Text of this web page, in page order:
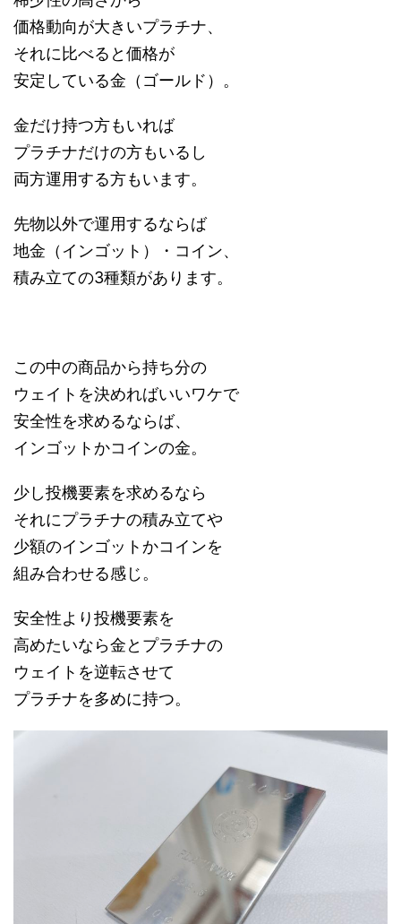
価格動向が大きいプラチナ、
それに比べると価格が
安定している金（ゴールド）。
金だけ持つ方もいれば
プラチナだけの方もいるし
両方運用する方もいます。
先物以外で運用するならば
地金（インゴット）・コイン、
積み立ての3種類があります。
この中の商品から持ち分の
ウェイトを決めればいいワケで
安全性を求めるならば、
インゴットかコインの金。
少し投機要素を求めるなら
それにプラチナの積み立てや
少額のインゴットかコインを
組み合わせる感じ。
安全性より投機要素を
高めたいなら金とプラチナの
ウェイトを逆転させて
プラチナを多めに持つ。